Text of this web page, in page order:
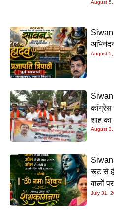
August 5,
Siwan:
August 5,
Siwan:
कांग्रेस
शाह
August 3,
रूट से
वालों
July 31,